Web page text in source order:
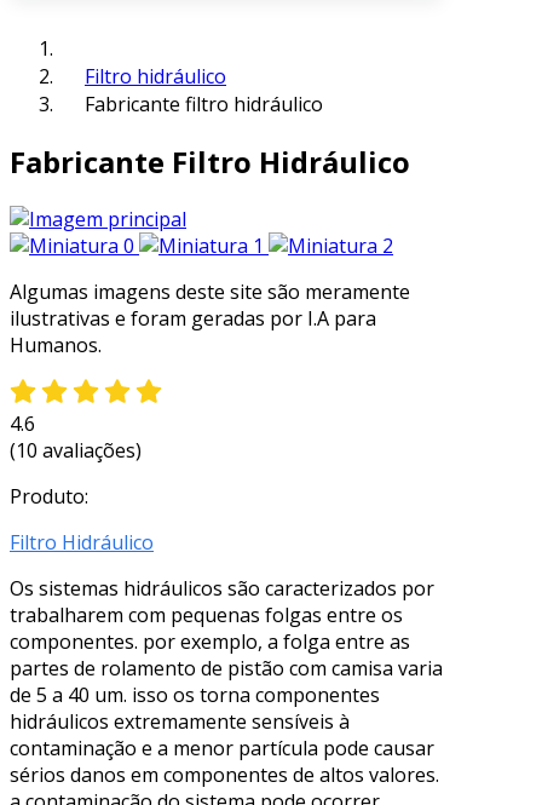
Filtro hidráulico
Fabricante filtro hidráulico
Fabricante Filtro Hidráulico
Algumas imagens deste site são meramente
ilustrativas e foram geradas por I.A para
Humanos.
4.6
(10 avaliações)
Produto:
Filtro Hidráulico
Os sistemas hidráulicos são caracterizados por
trabalharem com pequenas folgas entre os
componentes. por exemplo, a folga entre as
partes de rolamento de pistão com camisa varia
de 5 a 40 um. isso os torna componentes
hidráulicos extremamente sensíveis à
contaminação e a menor partícula pode causar
sérios danos em componentes de altos valores.